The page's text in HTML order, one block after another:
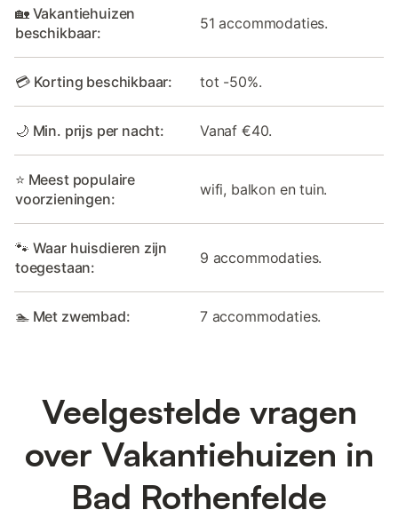
🏡 Vakantiehuizen
beschikbaar:
51 accommodaties.
💳 Korting beschikbaar: tot -50%.
🌙 Min. prijs per nacht: Vanaf €40.
⭐ Meest populaire
voorzieningen:
wifi, balkon en tuin.
🐾 Waar huisdieren zijn
toegestaan:
9 accommodaties.
🏊 Met zwembad: 7 accommodaties.
Veelgestelde vragen
over Vakantiehuizen in
Bad Rothenfelde